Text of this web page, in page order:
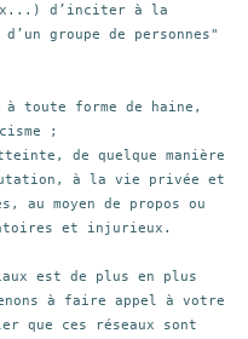
d’inciter à la
groupe de personnes"
toute forme de haine,
;
de quelque manière
à la vie privée et
au moyen de propos ou
et injurieux.
est de plus en plus
à faire appel à votre
que ces réseaux sont